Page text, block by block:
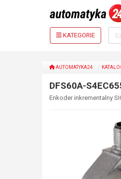
KATEGORIE
AUTOMATYKA24
DFS60A-
Enkoder inkrementalny